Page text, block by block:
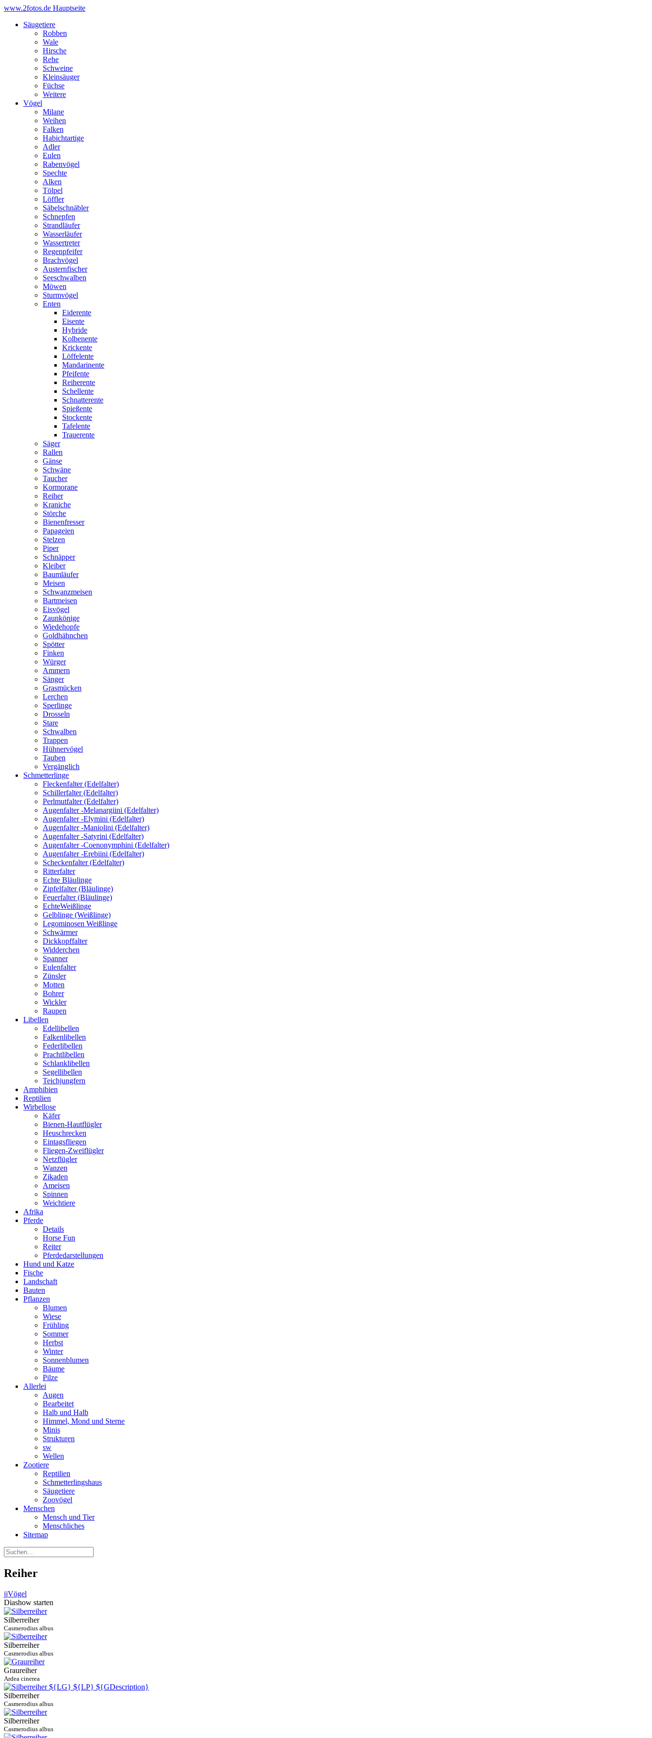
www.2fotos.de Hauptseite
Säugetiere
Robben
Wale
Hirsche
Rehe
Schweine
Kleinsäuger
Füchse
Weitere
Vögel
Milane
Weihen
Falken
Habichtartige
Adler
Eulen
Rabenvögel
Spechte
Alken
Tölpel
Löffler
Säbelschnäbler
Schnepfen
Strandläufer
Wasserläufer
Wassertreter
Regenpfeifer
Brachvögel
Austernfischer
Seeschwalben
Möwen
Sturmvögel
Enten
Eiderente
Eisente
Hybride
Kolbenente
Krickente
Löffelente
Mandarinente
Pfeifente
Reiherente
Schellente
Schnatterente
Spießente
Stockente
Tafelente
Trauerente
Säger
Rallen
Gänse
Schwäne
Taucher
Kormorane
Reiher
Kraniche
Störche
Bienenfresser
Papageien
Stelzen
Piper
Schnäpper
Kleiber
Baumläufer
Meisen
Schwanzmeisen
Bartmeisen
Eisvögel
Zaunkönige
Wiedehopfe
Goldhähnchen
Spötter
Finken
Würger
Ammern
Sänger
Grasmücken
Lerchen
Sperlinge
Drosseln
Stare
Schwalben
Trappen
Hühnervögel
Tauben
Vergänglich
Schmetterlinge
Fleckenfalter (Edelfalter)
Schillerfalter (Edelfalter)
Perlmutfalter (Edelfalter)
Augenfalter -Melanargiini (Edelfalter)
Augenfalter -Elymini (Edelfalter)
Augenfalter -Maniolini (Edelfalter)
Augenfalter -Satyrini (Edelfalter)
Augenfalter -Coenonymphini (Edelfalter)
Augenfalter -Erebiini (Edelfalter)
Scheckenfalter (Edelfalter)
Ritterfalter
Echte Bläulinge
Zipfelfalter (Bläulinge)
Feuerfalter (Bläulinge)
EchteWeißlinge
Gelblinge (Weißlinge)
Legominosen Weißlinge
Schwärmer
Dickkopffalter
Widderchen
Spanner
Eulenfalter
Zünsler
Motten
Bohrer
Wickler
Raupen
Libellen
Edellibellen
Falkenlibellen
Federlibellen
Prachtlibellen
Schlanklibellen
Segellibellen
Teichjungfern
Amphibien
Reptilien
Wirbellose
Käfer
Bienen-Hautflügler
Heuschrecken
Eintagsfliegen
Fliegen-Zweiflügler
Netzflügler
Wanzen
Zikaden
Ameisen
Spinnen
Weichtiere
Afrika
Pferde
Details
Horse Fun
Reiter
Pferdedarstellungen
Hund und Katze
Fische
Landschaft
Bauten
Pflanzen
Blumen
Wiese
Frühling
Sommer
Herbst
Winter
Sonnenblumen
Bäume
Pilze
Allerlei
Augen
Bearbeitet
Halb und Halb
Himmel, Mond und Sterne
Minis
Strukturen
sw
Wellen
Zootiere
Reptilien
Schmetterlingshaus
Säugetiere
Zoovögel
Menschen
Mensch und Tier
Menschliches
Sitemap
Reiher
jjVögel
Diashow starten
Silberreiher
Casmerodius albus
Silberreiher
Casmerodius albus
Graureiher
Ardea cinerea
Silberreiher
Casmerodius albus
Silberreiher
Casmerodius albus